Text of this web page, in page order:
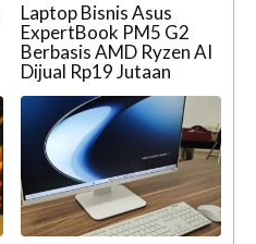
Laptop Bisnis Asus
ExpertBook PM5 G2
Berbasis AMD Ryzen AI
Dijual Rp19 Jutaan